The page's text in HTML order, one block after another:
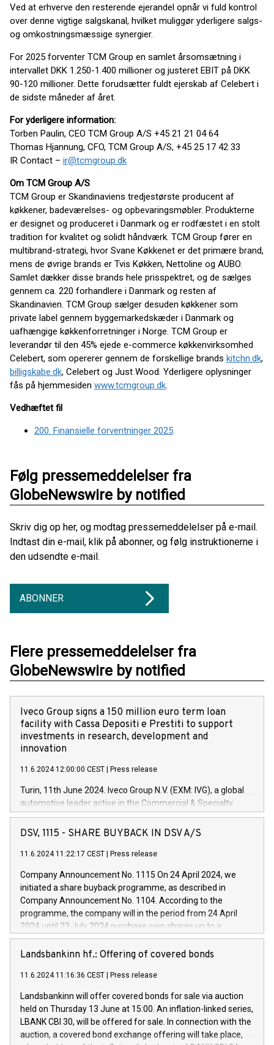
Ved at erhverve den resterende ejerandel opnår vi fuld kontrol
over denne vigtige salgskanal, hvilket muliggør yderligere salgs-
og omkostningsmæssige synergier.
For 2025 forventer TCM Group en samlet årsomsætning i
intervallet DKK 1.250-1.400 millioner og justeret EBIT på DKK
90-120 millioner. Dette forudsætter fuldt ejerskab af Celebert i
de sidste måneder af året.
For yderligere information:
Torben Paulin, CEO TCM Group A/S +45 21 21 04 64
Thomas Hjannung, CFO, TCM Group A/S, +45 25 17 42 33
IR Contact – ir@tcmgroup.dk
Om TCM Group A/S
TCM Group er Skandinaviens tredjestørste producent af
køkkener, badeværelses- og opbevaringsmøbler. Produkterne
er designet og produceret i Danmark og er rodfæstet i en stolt
tradition for kvalitet og solidt håndværk. TCM Group fører en
multibrand-strategi, hvor Svane Køkkenet er det primære brand,
mens de øvrige brands er Tvis Køkken, Nettoline og AUBO.
Samlet dækker disse brands hele prisspektret, og de sælges
gennem ca. 220 forhandlere i Danmark og resten af
Skandinavien. TCM Group sælger desuden køkkener som
private label gennem byggemarkedskæder i Danmark og
uafhængige køkkenforretninger i Norge. TCM Group er
leverandør til den 45% ejede e-commerce køkkenvirksomhed
Celebert, som opererer gennem de forskellige brands kitchn.dk,
billigskabe.dk, Celebert og Just Wood. Yderligere oplysninger
fås på hjemmesiden www.tcmgroup.dk.
Vedhæftet fil
200. Finansielle forventninger 2025
Følg pressemeddelelser fra
GlobeNewswire by notified
Skriv dig op her, og modtag pressemeddelelser på e-mail.
Indtast din e-mail, klik på abonner, og følg instruktionerne i
den udsendte e-mail.
ABONNER
Flere pressemeddelelser fra
GlobeNewswire by notified
Iveco Group signs a 150 million euro term loan
facility with Cassa Depositi e Prestiti to support
investments in research, development and
innovation
11.6.2024 12:00:00 CEST Press release
Turin, 11th June 2024. Iveco Group N.V. (EXM: IVG), a global
automotive leader active in the Commercial & Specialty
Vehicles, Powertrain and related Financial Services arenas,
has successfully signed a term loan facility of 150 million
new projects in Italy dedicated to research, development and
by CDP, Iveco Group will develop innovative technologies and
architectures in the field of electric propulsion and further
develop solutions for autonomous driving, digitalisation and
vehicle connectivity aimed at increasing efficiency, safety,
driving comfort and productivity. The financed investments,
Iveco Group in Italy by the end of 2025. Iveco Group N.V.
(EXM: IVG) is the home of unique people and brands that
sustainable society. The eight brands are each a
DSV, 1115 - SHARE BUYBACK IN DSV A/S
11.6.2024 11:22:17 CEST Press release
Company Announcement No. 1115 On 24 April 2024, we
initiated a share buyback programme, as described in
Company Announcement No. 1104. According to the
programme, the company will in the period from 24 April
2024 until 23 July 2024 purchase own shares up to a
maximum value of DKK 1,000 million, and no more than
1,700,000 shares, corresponding to 0.79% of the share
programme has been implemented in accordance with
Regulation No. 596/2014 of the European Parliament and
Council of 16 April 2014 (“MAR”) (save for the rules on share
buyback programmes set out in MAR article 5) and the
Commission Delegated Regulation (EU) 2016/1052, also
referred to as the Safe Harbour rules. Trading dayNumber of
Landsbankinn hf.: Offering of covered bonds
11.6.2024 11:16:36 CEST Press release
Landsbankinn will offer covered bonds for sale via auction
held on Thursday 13 June at 15:00. An inflation-linked series,
LBANK CBI 30, will be offered for sale. In connection with the
auction, a covered bond exchange offering will take place,